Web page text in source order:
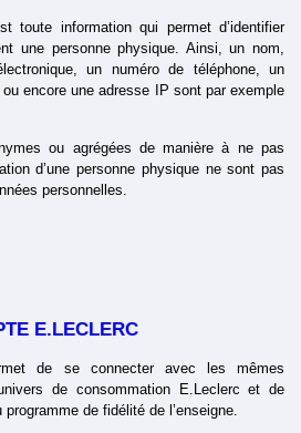
toute information qui permet d’identifier
une personne physique. Ainsi, un nom,
un numéro de téléphone, un
encore une adresse IP sont par exemple
ou agrégées de manière à ne pas
d’une personne physique ne sont pas
personnelles.
E.LECLERC
de se connecter avec les mêmes
de consommation E.Leclerc et de
de fidélité de l’enseigne.